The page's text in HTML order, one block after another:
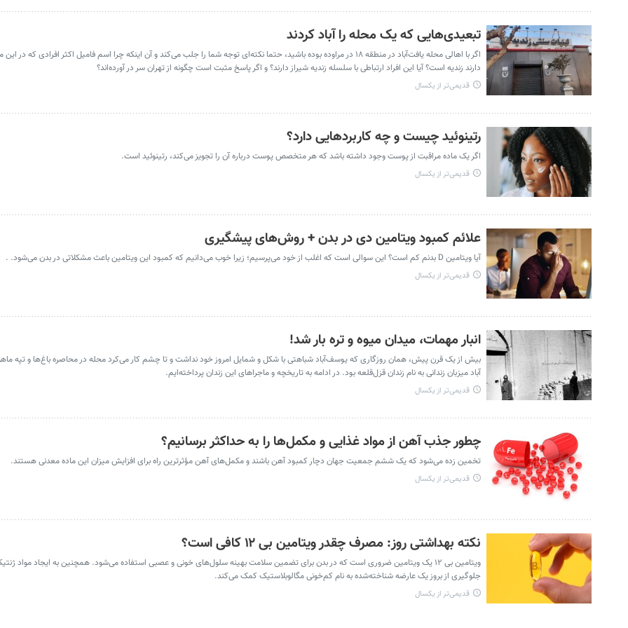
تبعیدی‌هایی که یک محله را آباد کردند
اگر با اهالی محله‌ یافت‌آباد در منطقه‌ ۱۸ در مراوده بوده باشید، حتما نکته‌ای توجه شما را جلب می‌کند و آن اینکه چرا اسم فامیل اکثر افرادی که
دارند زندیه است؟ آیا این افراد ارتباطی با سلسله زندیه شیراز دارند؟ و اگر پاسخ مثبت است چگونه از تهران سر در آورده‌اند؟
قدیمی‌تر از یکسال
رتینوئید چیست و چه کاربردهایی دارد؟
اگر یک ماده مراقبت از پوست وجود داشته باشد که هر متخصص پوست درباره آن را تجویز می‌کند، رتینوئید است.
قدیمی‌تر از یکسال
علائم کمبود ویتامین دی در بدن + روش‌های پیشگیری
آیا ویتامین D بدنم کم است؟ این سوالی است که اغلب از خود می‌پرسیم؛ زیرا خوب می‌دانیم که کمبود این ویتامین باعث مشکلاتی در بدن می‌شود. .
قدیمی‌تر از یکسال
انبار مهمات، میدان میوه و تره بار شد!
بیش از یک قرن پیش، همان روزگاری که یوسف‌آباد شباهتی با شکل و شمایل امروز خود نداشت و تا چشم کار می‌کرد محله در محاصره باغ‌ها و تپه
آباد میزبان زندانی به نام زندان قزل‌قلعه بود. در ادامه به تاریخچه و ماجراهای این زندان پرداخته‌ایم.
قدیمی‌تر از یکسال
چطور جذب آهن از مواد غذایی و مکمل‌ها را به حداکثر برسانیم؟
تخمین زده می‌شود که یک ششم جمعیت جهان دچار کمبود آهن باشند و مکمل‌های آهن مؤثرترین راه برای افزایش میزان این ماده معدنی هستند.
قدیمی‌تر از یکسال
نکته بهداشتی روز: مصرف چقدر ویتامین بی ۱۲ کافی است؟
ویتامین بی ۱۲ یک ویتامین ضروری است که در بدن برای تضمین سلامت بهینه سلول‌های خونی و عصبی استفاده می‌شود. همچنین به ایجاد مواد
جلوگیری از بروز یک عارضه شناخته‌شده به نام کم‌خونی مگالوبلاستیک کمک می‌کند.
قدیمی‌تر از یکسال